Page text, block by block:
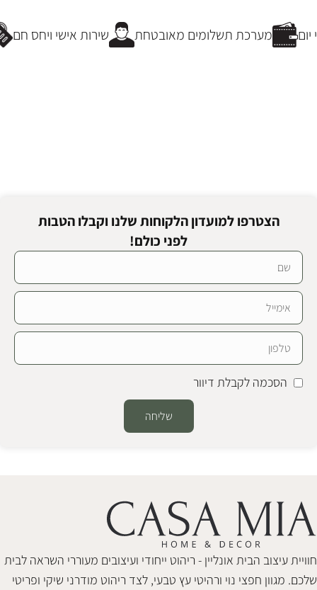
שירות אישי ויחס חם מערכת תשלומים מאובטחת
הצטרפו למועדון הלקוחות שלנו וקבלו הטבות
לפני כולם!
הסכמה לקבלת דיוור
שליחה
חוויית עיצוב הבית אונליין - ריהוט ייחודי ועיצובים מעוררי השראה לבית
שלכם. מגוון חפצי נוי ורהיטי עץ טבעי, לצד ריהוט מודרני שיקי ופריטי